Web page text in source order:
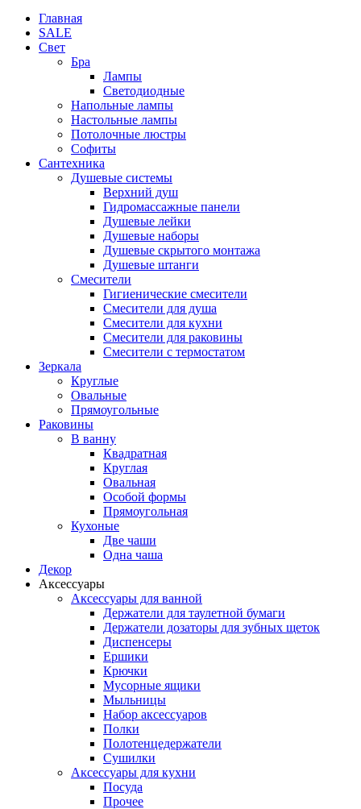
Главная
SALE
Свет
Бра
Лампы
Светодиодные
Напольные лампы
Настольные лампы
Потолочные люстры
Софиты
Сантехника
Душевые системы
Верхний душ
Гидромассажные панели
Душевые лейки
Душевые наборы
Душевые скрытого монтажа
Душевые штанги
Смесители
Гигиенические смесители
Смесители для душа
Смесители для кухни
Смесители для раковины
Смесители с термостатом
Зеркала
Круглые
Овальные
Прямоугольные
Раковины
В ванну
Квадратная
Круглая
Овальная
Особой формы
Прямоугольная
Кухоные
Две чаши
Одна чаша
Декор
Аксессуары
Аксессуары для ванной
Держатели для таулетной бумаги
Держатели дозаторы для зубных щеток
Диспенсеры
Ершики
Крючки
Мусорные ящики
Мыльницы
Набор аксессуаров
Полки
Полотенцедержатели
Сушилки
Аксессуары для кухни
Посуда
Прочее